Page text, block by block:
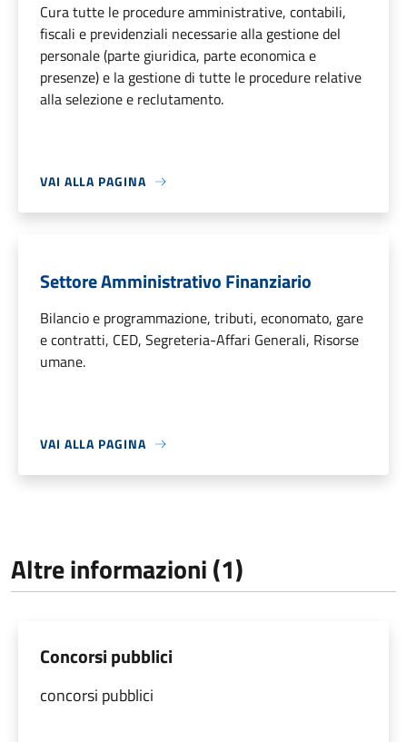
Cura tutte le procedure amministrative, contabili,
fiscali e previdenziali necessarie alla gestione del
personale (parte giuridica, parte economica e
presenze) e la gestione di tutte le procedure relative
alla selezione e reclutamento.
VAI ALLA PAGINA
Settore Amministrativo Finanziario
Bilancio e programmazione, tributi, economato, gare
e contratti, CED, Segreteria-Affari Generali, Risorse
umane.
VAI ALLA PAGINA
Altre informazioni (1)
Concorsi pubblici
concorsi pubblici